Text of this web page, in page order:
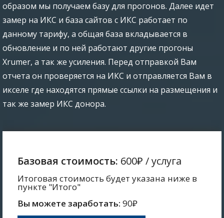
образом мы получаем базу для прогонов. Далее идет
замер на ИКС и база сайтов с ИКС работает по
данному тарифу, а общая база вкладывается в
обновление и по ней работают другие прогоны
Xrumer, а так же усиления. Перед отправкой Вам
отчета он проверяется на ИКС и отправляется Вам в
икселе где находятся прямые ссылки на размещения и
так же замер ИКС донора.
Базовая стоимость: 600₽ / услуга
Итоговая стоимость будет указана ниже в
пункте "Итого"
Вы можете заработать: 90₽